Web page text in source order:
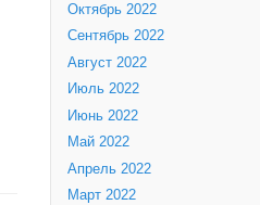
Октябрь 2022
Сентябрь 2022
Август 2022
Июль 2022
Июнь 2022
Май 2022
Апрель 2022
Март 2022